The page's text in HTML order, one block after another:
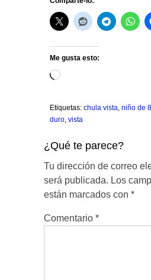
Me gusta esto:
Cargando...
Etiquetas: chula vista niño de 8
duro vista
¿Qué te parece?
Tu dirección de correo
será publicada. Los
están marcados con *
Comentario *